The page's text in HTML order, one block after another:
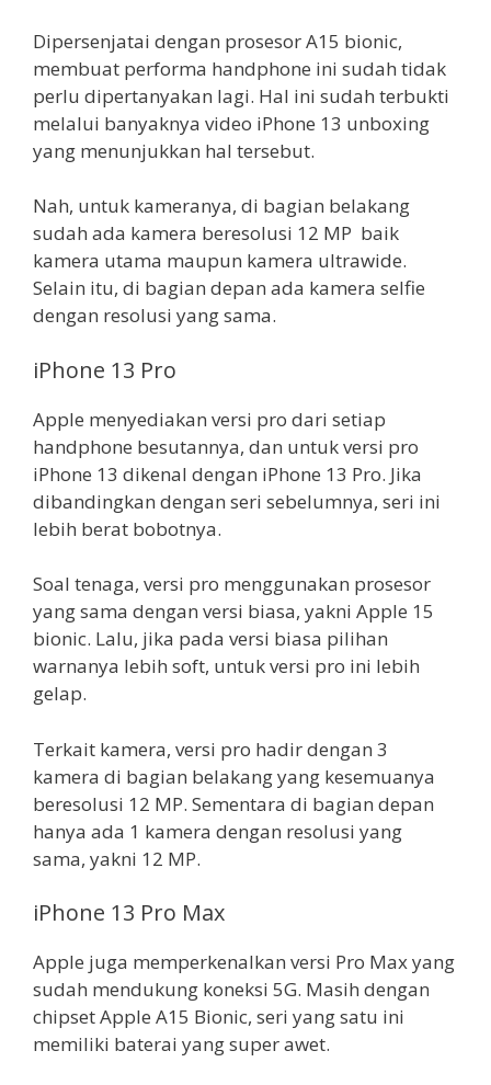
Dipersenjatai dengan prosesor A15 bionic,
membuat performa handphone ini sudah tidak
perlu dipertanyakan lagi. Hal ini sudah terbukti
melalui banyaknya video iPhone 13 unboxing
yang menunjukkan hal tersebut.
Nah, untuk kameranya, di bagian belakang
sudah ada kamera beresolusi 12 MP baik
kamera utama maupun kamera ultrawide.
Selain itu, di bagian depan ada kamera selfie
dengan resolusi yang sama.
iPhone 13 Pro
Apple menyediakan versi pro dari setiap
handphone besutannya, dan untuk versi pro
iPhone 13 dikenal dengan iPhone 13 Pro. Jika
dibandingkan dengan seri sebelumnya, seri ini
lebih berat bobotnya.
Soal tenaga, versi pro menggunakan prosesor
yang sama dengan versi biasa, yakni Apple 15
bionic. Lalu, jika pada versi biasa pilihan
warnanya lebih soft, untuk versi pro ini lebih
gelap.
Terkait kamera, versi pro hadir dengan 3
kamera di bagian belakang yang kesemuanya
beresolusi 12 MP. Sementara di bagian depan
hanya ada 1 kamera dengan resolusi yang
sama, yakni 12 MP.
iPhone 13 Pro Max
Apple juga memperkenalkan versi Pro Max yang
sudah mendukung koneksi 5G. Masih dengan
chipset Apple A15 Bionic, seri yang satu ini
memiliki baterai yang super awet.